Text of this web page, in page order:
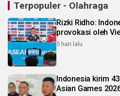
Terpopuler - Olahraga
Rizki Ridho:
provokasi oleh
5 hari lalu
Indonesia kirim
Asian Games